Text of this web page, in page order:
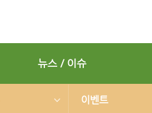
뉴스 / 이슈
이벤트